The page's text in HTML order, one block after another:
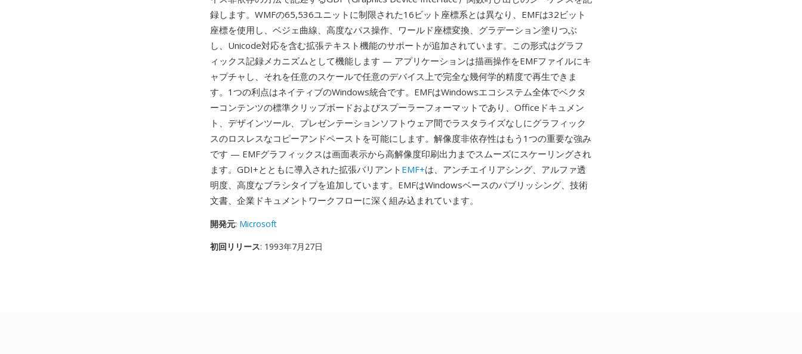
録します。WMFの65,536ユニットに制限された16ビット座標系とは異なり、EMFは32ビット
座標を使用し、ベジェ曲線、高度なパス操作、ワールド座標変換、グラデーション塗りつぶ
し、Unicode対応を含む拡張テキスト機能のサポートが追加されています。この形式はグラフ
ィックス記録メカニズムとして機能します — アプリケーションは描画操作をEMFファイルにキ
ャプチャし、それを任意のスケールで任意のデバイス上で完全な幾何学的精度で再生できま
す。1つの利点はネイティブのWindows統合です。EMFはWindowsエコシステム全体でベクタ
ーコンテンツの標準クリップボードおよびスプーラーフォーマットであり、Officeドキュメン
ト、デザインツール、プレゼンテーションソフトウェア間でラスタライズなしにグラフィック
スのロスレスなコピーアンドペーストを可能にします。解像度非依存性はもう1つの重要な強み
です — EMFグラフィックスは画面表示から高解像度印刷出力までスムーズにスケーリングされ
ます。GDI+とともに導入された拡張バリアント EMF+は、アンチエイリアシング、アルファ透
明度、高度なブラシタイプを追加しています。EMFはWindowsベースのパブリッシング、技術
文書、企業ドキュメントワークフローに深く組み込まれています。
開発元: Microsoft
初回リリース: 1993年7月27日